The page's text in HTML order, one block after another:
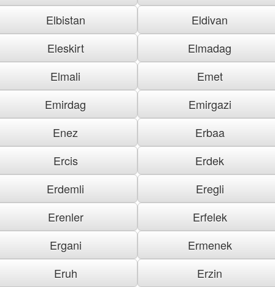
Elbistan
Eldivan
Eleskirt
Elmadag
Elmali
Emet
Emirdag
Emirgazi
Enez
Erbaa
Ercis
Erdek
Erdemli
Eregli
Erenler
Erfelek
Ergani
Ermenek
Eruh
Erzin